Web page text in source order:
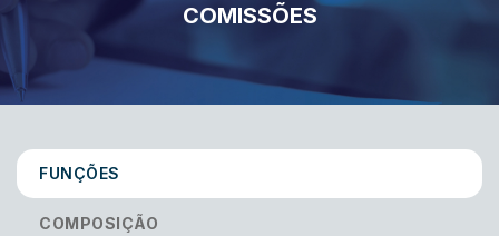
COMISSÕES
FUNÇÕES
COMPOSIÇÃO